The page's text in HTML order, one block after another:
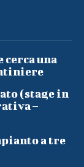
una
(stage in
–
a tre